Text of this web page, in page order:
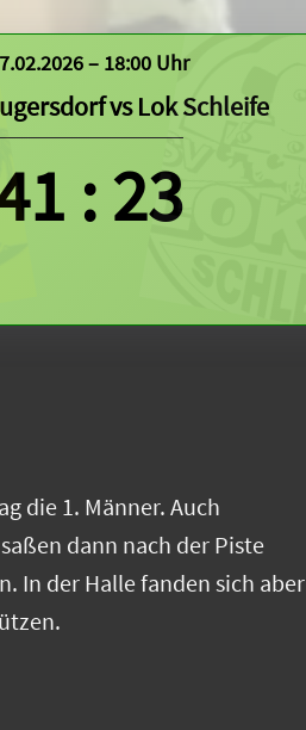
– 18:00 Uhr
vsLok Schleife
: 23
die 1. Männer. Auch
dann nach der Piste
In der Halle fanden sich aber